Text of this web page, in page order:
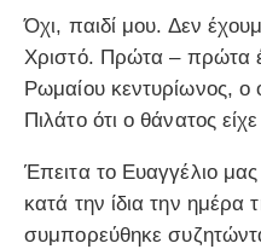
Όχι, παιδί μου. Δεν
Χριστό. Πρώτα – πρώτα
Ρωμαίου κεντυρίωνος, ο
Πιλάτο ότι ο θάνατος
Έπειτα το Ευαγγέλιο
κατά την ίδια την ημέρα
συμπορεύθηκε